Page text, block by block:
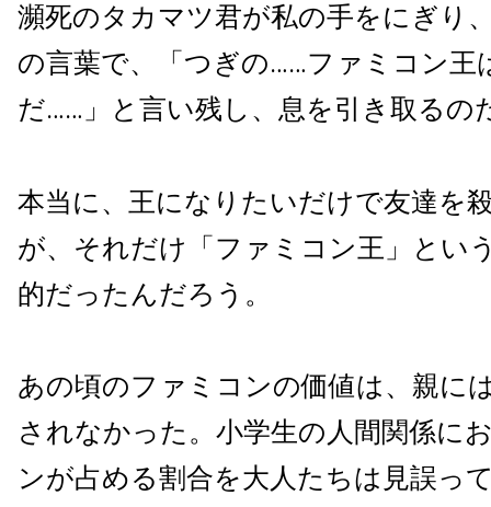
瀕死のタカマツ君が私の手をにぎり
の言葉で、「つぎの……ファミコン王
だ……」と言い残し、息を引き取るの
本当に、王になりたいだけで友達を
が、それだけ「ファミコン王」とい
的だったんだろう。
あの頃のファミコンの価値は、親に
されなかった。小学生の人間関係に
ンが占める割合を大人たちは見誤っ